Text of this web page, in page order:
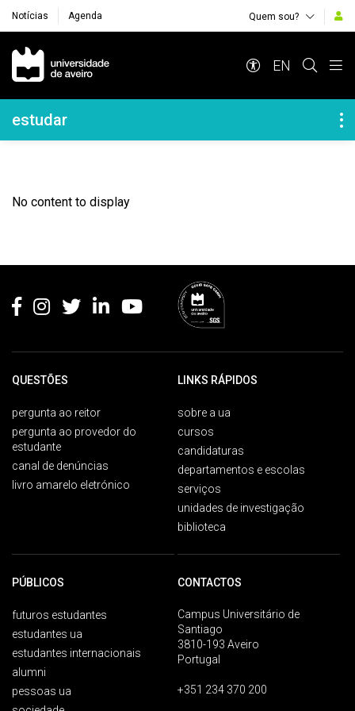
Notícias Agenda Quem sou?
Navegação Principal
EN
Navegação Lateral
estudar
No content to display
QUESTÕES
pergunta ao reitor
pergunta ao provedor do
estudante
canal de denúncias
livro amarelo eletrónico
LINKS RÁPIDOS
sobre a ua
cursos
candidaturas
departamentos e escolas
serviços
unidades de investigação
biblioteca
PÚBLICOS
futuros estudantes
estudantes ua
estudantes internacionais
alumni
pessoas ua
CONTACTOS
Campus Universitário de
Santiago
3810-193 Aveiro
Portugal
+351 234 370 200